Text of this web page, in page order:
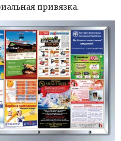
привязка.